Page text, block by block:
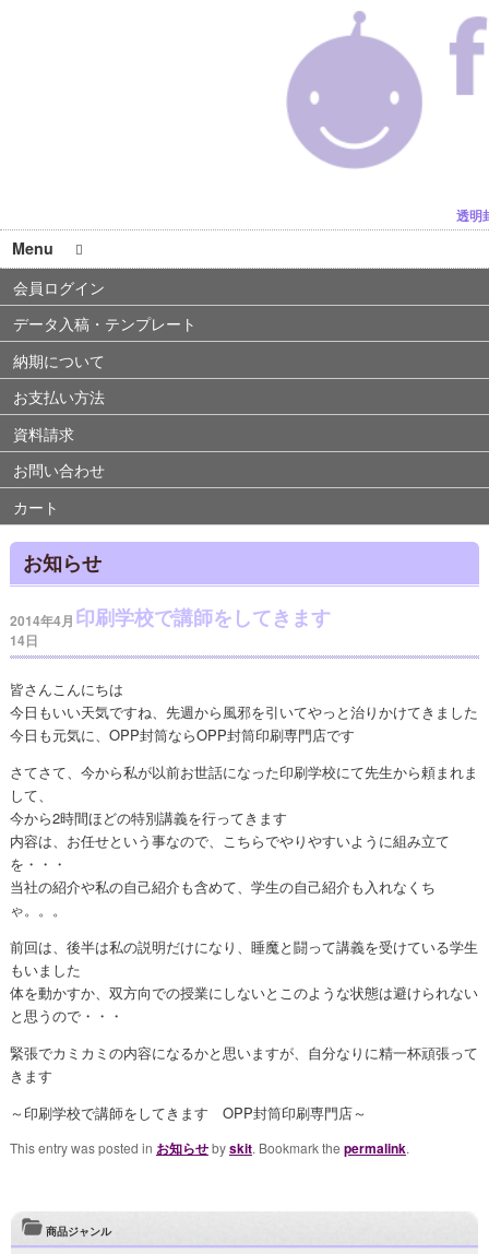
透明
Menu
会員ログイン
データ入稿・テンプレート
納期について
お支払い方法
資料請求
お問い合わせ
カート
お知らせ
印刷学校で講師をしてきます
2014年4月
14日
皆さんこんにちは
今日もいい天気ですね、先週から風邪を引いてやっと治りかけてきました
今日も元気に、OPP封筒ならOPP封筒印刷専門店です
さてさて、今から私が以前お世話になった印刷学校にて先生から頼まれま
して、
今から2時間ほどの特別講義を行ってきます
内容は、お任せという事なので、こちらでやりやすいように組み立て
を・・・
当社の紹介や私の自己紹介も含めて、学生の自己紹介も入れなくち
ゃ。。。
前回は、後半は私の説明だけになり、睡魔と闘って講義を受けている学生
もいました
体を動かすか、双方向での授業にしないとこのような状態は避けられない
と思うので・・・
緊張でカミカミの内容になるかと思いますが、自分なりに精一杯頑張って
きます
～印刷学校で講師をしてきます OPP封筒印刷専門店～
This entry was posted in お知らせbyskit. Bookmark the permalink.
商品ジャンル